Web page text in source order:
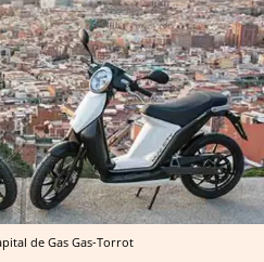
de Gas Gas-Torrot